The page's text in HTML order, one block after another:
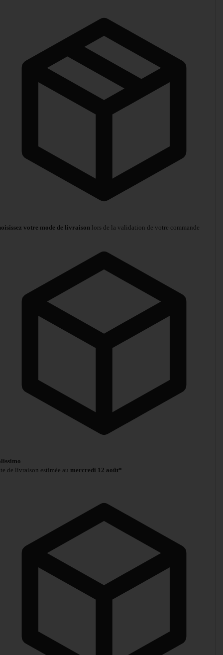
votre mode de livraison lors de la validation de votre commande
de livraison estimée au mercredi 12 août*